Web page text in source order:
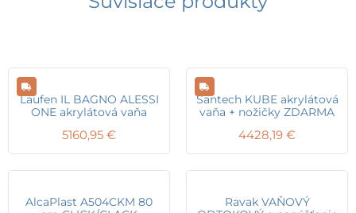
Laufen IL BAGNO ALESSI
ONE akrylátová vaňa
5160,95 €
Santech KUBE akrylátová
vaňa + nožičky ZDARMA
4428,19 €
AlcaPlast A504CKM 80
Ravak VAŇOVÝ